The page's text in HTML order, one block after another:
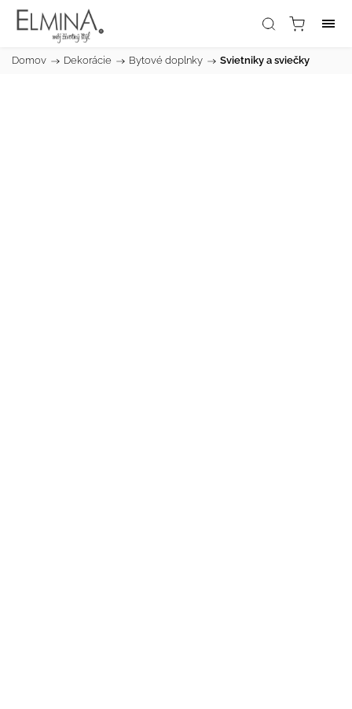
Domov / Dekorácie / Bytové doplnky / Svietniky a sviečky